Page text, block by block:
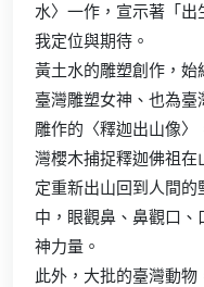
水〉一作，宣示著「出
我定位與期待。
黃土水的雕塑創作，始
臺灣雕塑女神、也為
雕作的〈釋迦出山像〉
灣櫻木捕捉釋迦佛祖在
定重新出山回到人間
中，眼觀鼻、鼻觀口
神力量。
此外，大批的臺灣動物